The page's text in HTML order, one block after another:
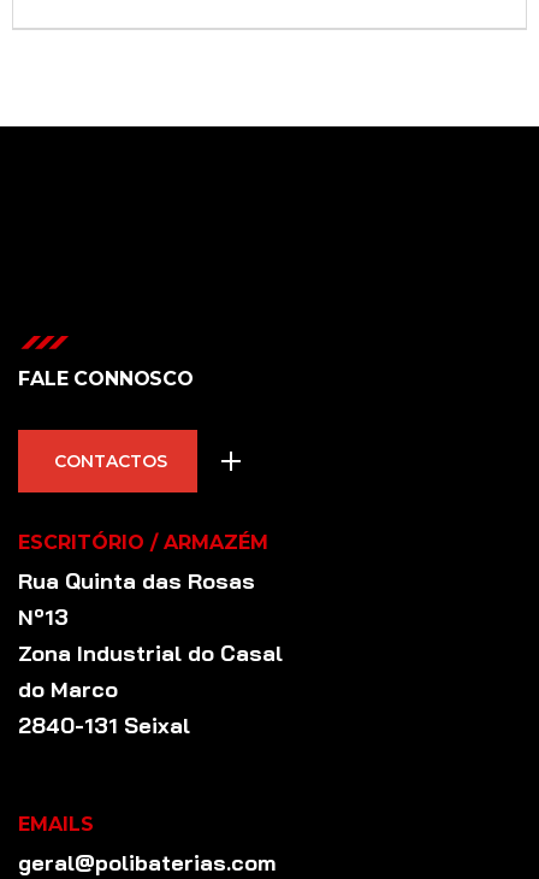
FALE CONNOSCO
CONTACTOS
ESCRITÓRIO / ARMAZÉM
Rua Quinta das Rosas
Nº13
Zona Industrial do Casal
do Marco
2840-131 Seixal
EMAILS
geral@polibaterias.com